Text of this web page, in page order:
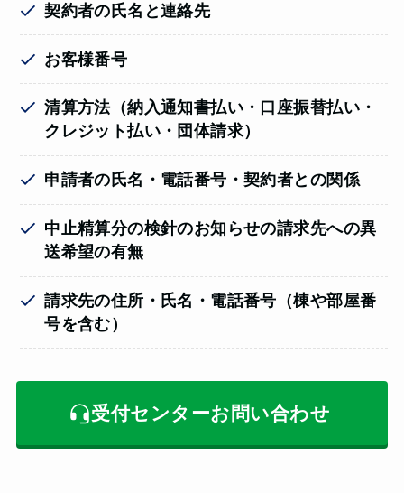
契約者の氏名と連絡先
お客様番号
清算方法（納入通知書払い・口座振替払い・
クレジット払い・団体請求）
申請者の氏名・電話番号・契約者との関係
中止精算分の検針のお知らせの請求先への異
送希望の有無
請求先の住所・氏名・電話番号（棟や部屋番
号を含む）
受付センターお問い合わせ